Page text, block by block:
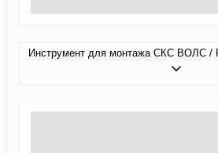
Инструмент для монтажа СКС ВОЛС /